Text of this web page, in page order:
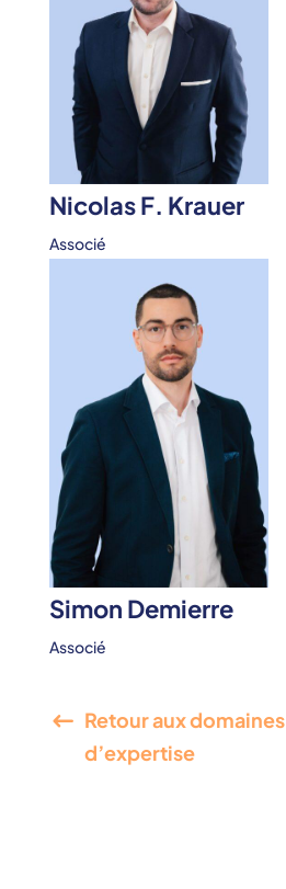
Nicolas F. Krauer
Associé
Simon Demierre
Associé
Retour aux domaines
d’expertise